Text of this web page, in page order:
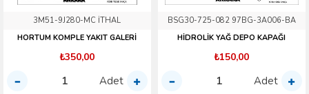
3M51-9J280-MC İTHAL
HORTUM KOMPLE YAKIT GALERİ
₺350,00
Adet
BSG30-725-082 97BG-3A006-BA
HİDROLİK YAĞ DEPO KAPAĞI
₺150,00
Adet